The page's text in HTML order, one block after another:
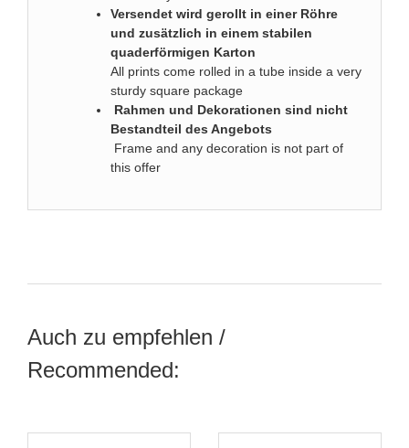
Versendet wird gerollt in einer Röhre
und zusätzlich in einem stabilen
quaderförmigen Karton
All prints come rolled in a tube inside a very
sturdy square package
Rahmen und Dekorationen sind nicht
Bestandteil des Angebots
Frame and any decoration is not part of
this offer
Auch zu empfehlen /
Recommended: